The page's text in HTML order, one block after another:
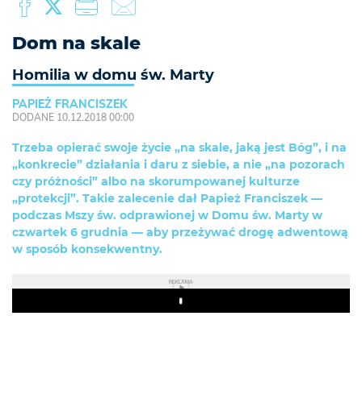
Dom na skale
Homilia w domu św. Marty
PAPIEŻ FRANCISZEK
DODANE 10.12.2018 00:00
Trzeba opierać swoje życie „na skale, jaką jest Bóg”, i na
„konkrecie” działania i daru z siebie, a nie „na pozorach
czy próżności” albo na skorumpowanej kulturze
„protekcji”. Takie zalecenie dał Papież Franciszek —
podczas Mszy św. odprawionej w Domu św. Marty w
czwartek 6 grudnia — aby przeżywać drogę adwentową
w sposób konsekwentny.
REKLAMA
Play